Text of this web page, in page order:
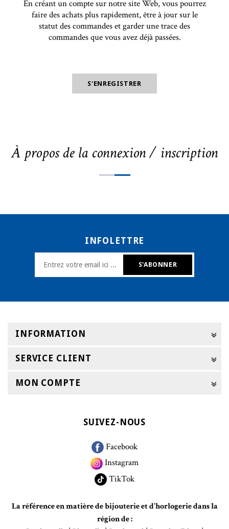
En créant un compte sur notre site Web, vous pourrez
faire des achats plus rapidement, être à jour sur le
statut des commandes et garder une trace des
commandes que vous avez déjà passées.
À propos de la connexion / inscription
INFOLETTRE
INFORMATION
SERVICE CLIENT
MON COMPTE
SUIVEZ-NOUS
Facebook
Instagram
TikTok
La référence en matière de bijouterie et d'horlogerie dans la
région de :